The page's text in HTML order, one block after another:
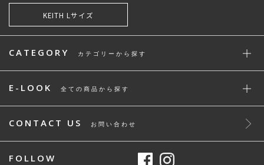
KEITH Lサイズ
CATEGORY カテゴリーから探す
E-LOOK 全ての商品から探す
CONTACT US お問い合わせ
FOLLOW